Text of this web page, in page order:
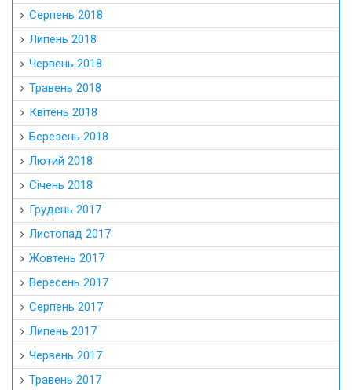
Серпень 2018
Липень 2018
Червень 2018
Травень 2018
Квітень 2018
Березень 2018
Лютий 2018
Січень 2018
Грудень 2017
Листопад 2017
Жовтень 2017
Вересень 2017
Серпень 2017
Липень 2017
Червень 2017
Травень 2017